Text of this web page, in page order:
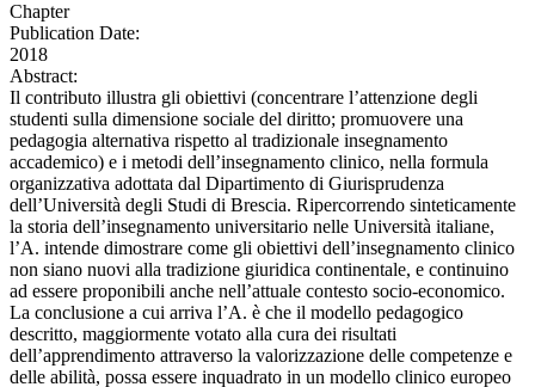
Chapter
Publication Date:
2018
Abstract:
Il contributo illustra gli obiettivi (concentrare l’attenzione degli
studenti sulla dimensione sociale del diritto; promuovere una
pedagogia alternativa rispetto al tradizionale insegnamento
accademico) e i metodi dell’insegnamento clinico, nella formula
organizzativa adottata dal Dipartimento di Giurisprudenza
dell’Università degli Studi di Brescia. Ripercorrendo sinteticamente
la storia dell’insegnamento universitario nelle Università italiane,
l’A. intende dimostrare come gli obiettivi dell’insegnamento clinico
non siano nuovi alla tradizione giuridica continentale, e continuino
ad essere proponibili anche nell’attuale contesto socio-economico.
La conclusione a cui arriva l’A. è che il modello pedagogico
descritto, maggiormente votato alla cura dei risultati
dell’apprendimento attraverso la valorizzazione delle competenze e
delle abilità, possa essere inquadrato in un modello clinico europeo